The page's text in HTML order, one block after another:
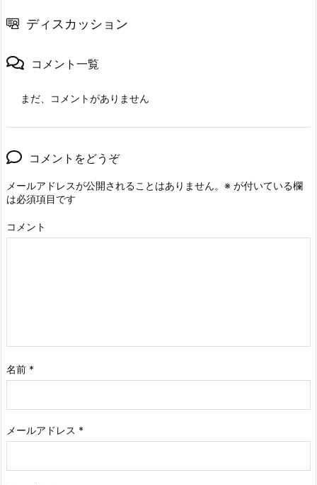
ディスカッション
コメント一覧
まだ、コメントがありません
コメントをどうぞ
メールアドレスが公開されることはありません。 ※ が付いている欄
は必須項目です
コメント
名前 *
メールアドレス *